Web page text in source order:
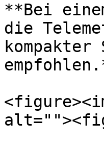
**Bei
die